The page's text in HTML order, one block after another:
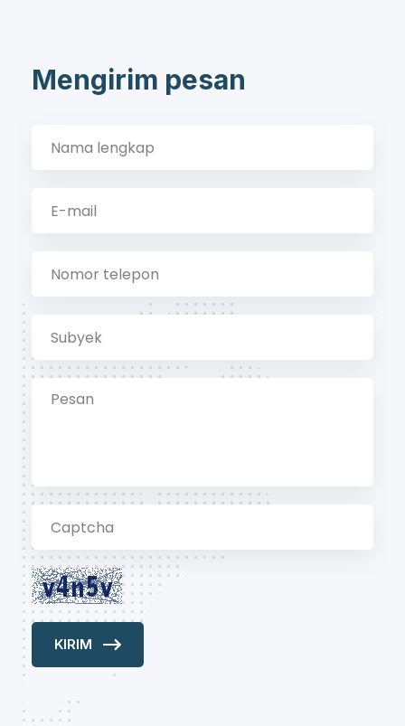
Mengirim pesan
KIRIM